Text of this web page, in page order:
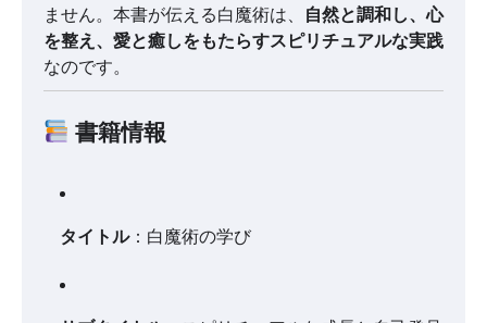
ません。本書が伝える白魔術は、 自然と調和し、心
を整え、愛と癒しをもたらすスピリチュアルな実践
なのです。
書籍情報
タイトル：白魔術の学び